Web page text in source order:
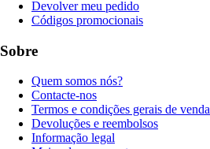
Devolver meu pedido
Códigos promocionais
Sobre
Quem somos nós?
Contacte-nos
Termos e condições gerais de venda
Devoluções e reembolsos
Informação legal